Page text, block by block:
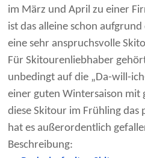
im März und April zu einer
ist das alleine schon
eine sehr anspruchsvolle
Für Skitourenliebhaber
unbedingt auf die „Da-will-
einer guten Wintersaison mit
diese Skitour im Frühling
hat es außerordentlich
Beschreibung: